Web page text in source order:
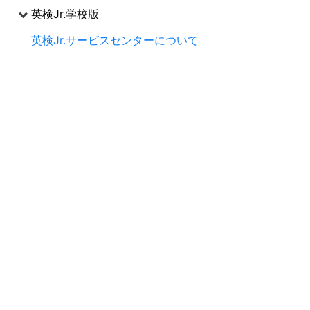
英検Jr.学校版
英検Jr.サービスセンターについて